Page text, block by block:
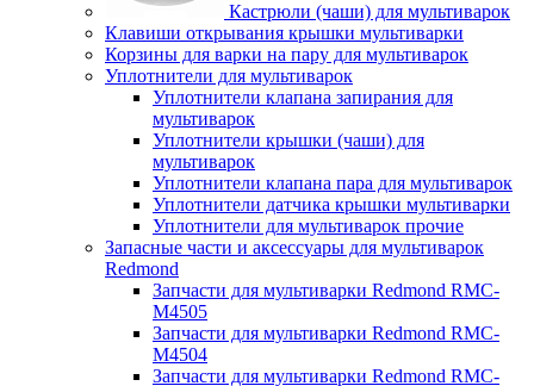
Кастрюли (чаши) для мультиварок
Клавиши открывания крышки мультиварки
Корзины для варки на пару для мультиварок
Уплотнители для мультиварок
Уплотнители клапана запирания для
мультиварок
Уплотнители крышки (чаши) для
мультиварок
Уплотнители клапана пара для мультиварок
Уплотнители датчика крышки мультиварки
Уплотнители для мультиварок прочие
Запасные части и аксессуары для мультиварок
Redmond
Запчасти для мультиварки Redmond RMC-
M4505
Запчасти для мультиварки Redmond RMC-
M4504
Запчасти для мультиварки Redmond RMC-